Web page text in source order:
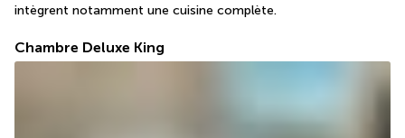
intègrent notamment une cuisine complète.
Chambre Deluxe King